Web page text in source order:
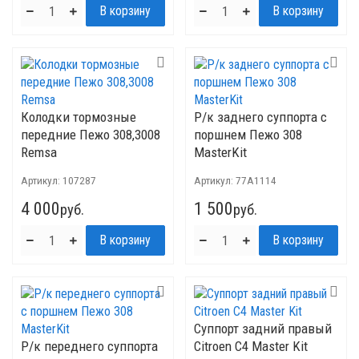
Колодки тормозные
передние Пежо 308,3008
Remsa
Артикул: 107287
4 000руб.
Р/к заднего суппорта с
поршнем Пежо 308
MasterKit
Артикул: 77A1114
1 500руб.
Р/к переднего суппорта
Суппорт задний правый
Citroen C4 Master Kit